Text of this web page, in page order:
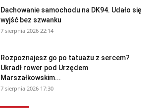
Dachowanie samochodu na DK94. Udało się
wyjść bez szwanku
7 sierpnia 2026 22:14
Rozpoznajesz go po tatuażu z sercem?
Ukradł rower pod Urzędem
Marszałkowskim...
7 sierpnia 2026 17:30